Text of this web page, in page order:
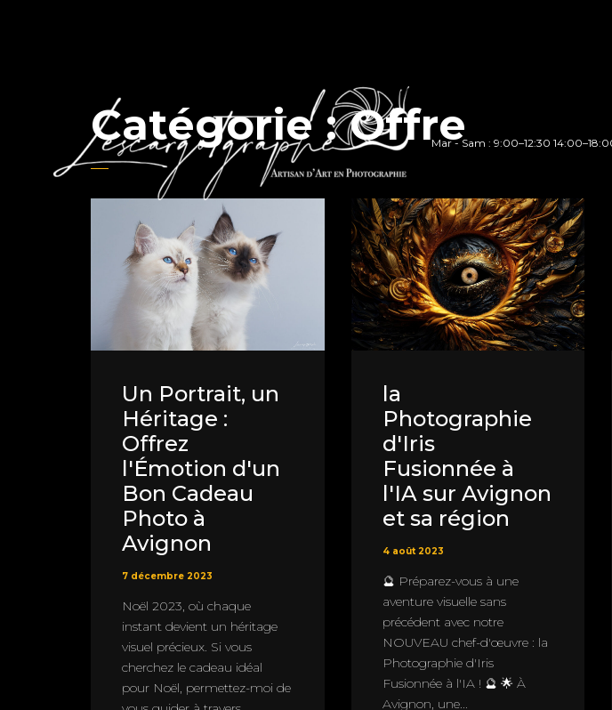
Mar - Sam : 9:00–12:30
Catégorie :Offre
Un Portrait, un
Héritage :
Offrez
l'Émotion d'un
Bon Cadeau
Photo à
Avignon
7 décembre 2023
Noël 2023, où chaque
instant devient un héritage
visuel précieux. Si vous
cherchez le cadeau idéal
pour Noël, permettez-moi de
la
Photographie
d'Iris
Fusionnée à
l'IA sur Avignon
et sa région
4 août 2023
🔮 Préparez-vous à une
aventure visuelle sans
précédent avec notre
NOUVEAU chef-d'œuvre : la
Photographie d'Iris
Fusionnée à l'IA ! 🔮 🌟 À
Avignon, une...